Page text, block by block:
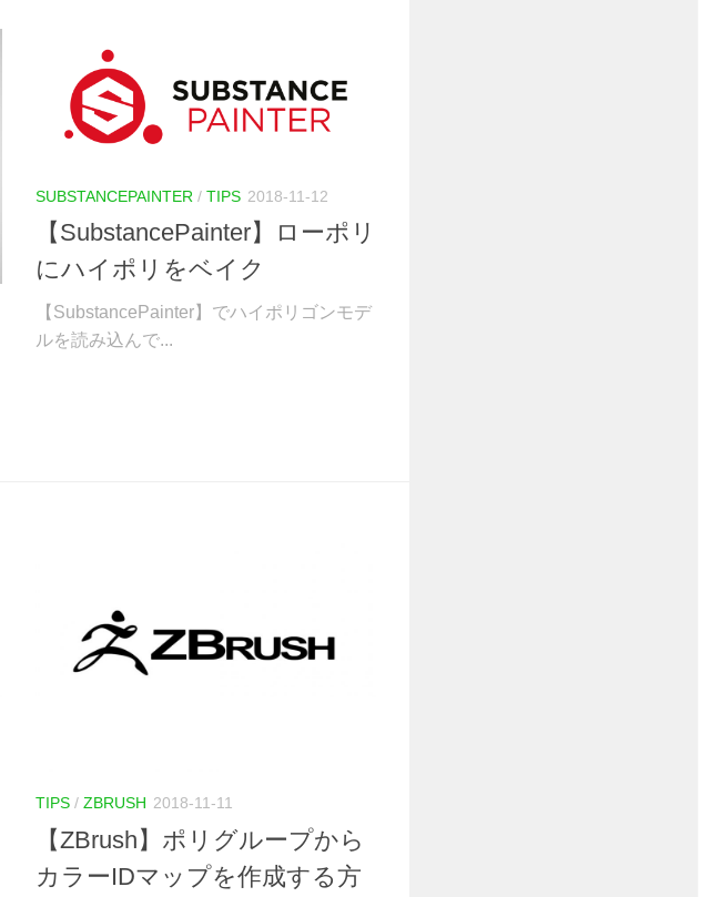
SUBSTANCEPAINTER / TIPS 2018-11-12
【SubstancePainter】ローポリ
にハイポリをベイク
【SubstancePainter】でハイポリゴンモデ
ルを読み込んで...
TIPS / ZBRUSH 2018-11-11
【ZBrush】ポリグループから
カラーIDマップを作成する方